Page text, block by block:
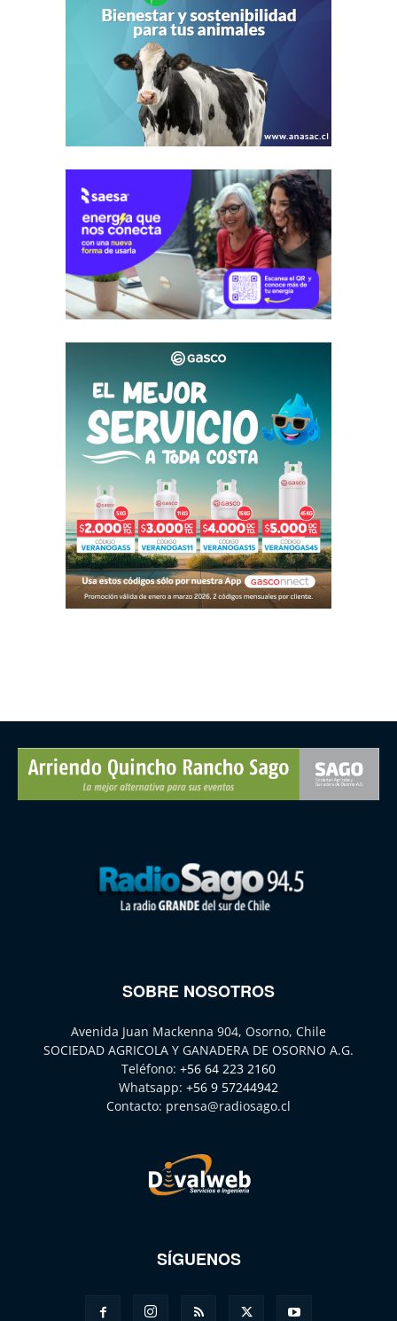
SOBRE NOSOTROS
Avenida Juan Mackenna 904, Osorno, Chile
SOCIEDAD AGRICOLA Y GANADERA DE OSORNO A.G.
Teléfono: +56 64 223 2160
Whatsapp: +56 9 57244942
Contacto: prensa@radiosago.cl
SÍGUENOS